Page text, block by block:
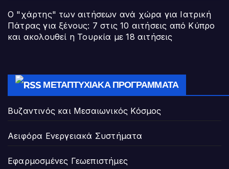
Ο "χάρτης" των αιτήσεων ανά χώρα για Ιατρική
Πάτρας για ξένους: 7 στις 10 αιτήσεις από Κύπρο
και ακολουθεί η Τουρκία με 18 αιτήσεις
ΜΕΤΑΠΤΥΧΙΑΚΆ ΠΡΟΓΡΆΜΜΑΤΑ
Βυζαντινός και Μεσαιωνικός Κόσμος
Αειφόρα Ενεργειακά Συστήματα
Εφαρμοσμένες Γεωεπιστήμες